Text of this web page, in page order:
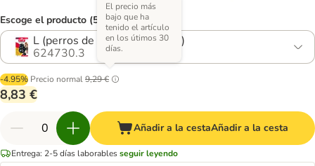
Escoge el producto (5 opciones)
L (perros de entre 13 y 30 kg)
624730.3
-4.95% Precio normal9,29 €
El precio más
bajo que ha
tenido el artículo
en los útimos 30
días.
8,83 €
Añadir a la cestaAñadir a la cesta
Entrega: 2-5 días laborablesseguir leyendo